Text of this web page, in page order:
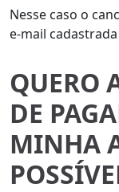
Nesse caso o
e-mail
QUERO
DE
MINHA